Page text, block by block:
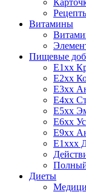
Витамины
Пищевые
E1xx
E2xx
E3xx
E4xx
E5xx
E6xx
E9xx
E1xxx
Диеты